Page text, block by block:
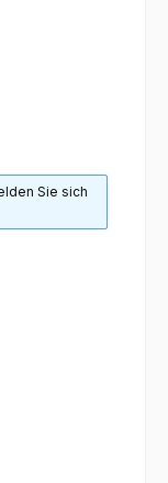
Sie sich